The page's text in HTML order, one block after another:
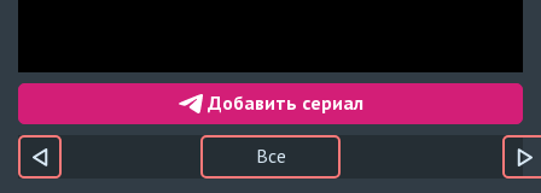
Добавить сериал
Все